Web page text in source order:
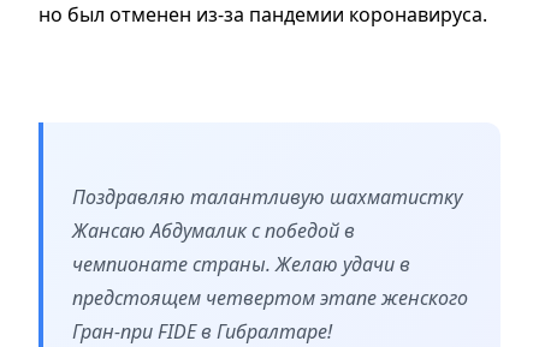
но был отменен из-за пандемии коронавируса.
Поздравляю талантливую шахматистку
Жансаю Абдумалик с победой в
чемпионате страны. Желаю удачи в
предстоящем четвертом этапе женского
Гран-при FIDE в Гибралтаре!